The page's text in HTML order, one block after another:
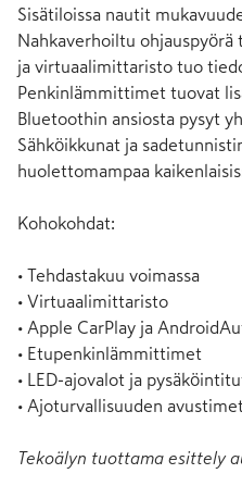
Sisätiloissa nautit
Nahkaverhoiltu
ja virtuaalimittaristo tuo
Penkinlämmittimet tuovat
Bluetoothin ansiosta pysyt
Sähköikkunat ja
huolettomampaa
Kohokohdat:
• Tehdastakuu voimassa
• Virtuaalimittaristo
• Apple CarPlay ja
• Etupenkinlämmittimet
• LED-ajovalot ja
• Ajoturvallisuuden
Tekoälyn tuottama esittely